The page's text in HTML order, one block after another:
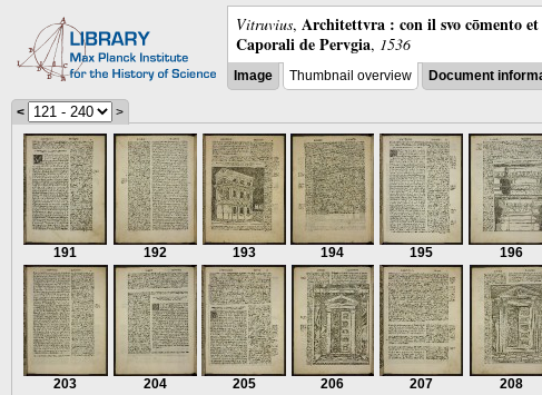
Vitruvius, Architettvra : con il svo cōmento
Caporali de Pervgia, 1536
Image Thumbnail overview Document
< >
191 192 193 194 195 196
203 204 205 206 207 208